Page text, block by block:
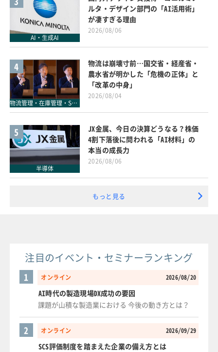
AI・生成AI
ルタ・デザイン部門の「AI活用術」
が凄すぎる理由
2026/08/06
4
物流管理・在庫管理・SCM
物流は崩壊寸前…国交省・経産省・
農水省が明かした「危機の正体」と
「改革の中身」
2026/08/04
5
半導体
JX金属、今日の決算どうなる？株価
4割下落後に問われる「AI材料」の
本当の成長力
2026/08/06
もっと見る
注目のイベント・セミナーランキング
オンライン 2026/08/20
1
AI時代の製造現場DX成功の要因
課題が山積な製造業における 今後の動き方とは？
オンライン 2026/09/29
2
SCS評価制度を踏まえた企業の備え方とは